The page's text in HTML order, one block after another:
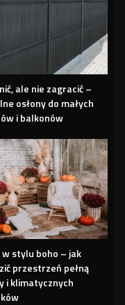
ale nie zagracić –
osłony do małych
i balkonów
w stylu boho – jak
przestrzeń pełną
i klimatycznych